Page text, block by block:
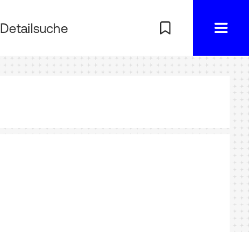
Detailsuche